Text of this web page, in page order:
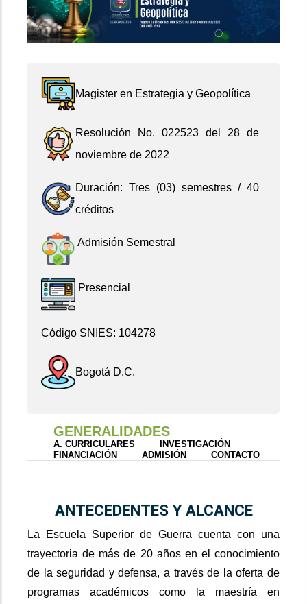
Magister en Estrategia y Geopolítica
Resolución No. 022523 del 28 de
noviembre de 2022
Duración: Tres (03) semestres / 40
créditos
Admisión Semestral
Presencial
Código SNIES: 104278
Bogotá D.C.
GENERALIDADES
A. CURRICULARES
INVESTIGACIÓN
FINANCIACIÓN
ADMISIÓN CONTACTO
ANTECEDENTES Y ALCANCE
La Escuela Superior de Guerra cuenta con una
trayectoria de más de 20 años en el conocimiento
de la seguridad y defensa, a través de la oferta de
programas académicos como la maestría en